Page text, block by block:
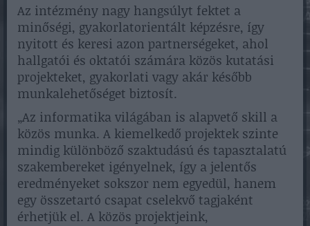
Az intézmény nagy hangsúlyt fektet a
minőségi, gyakorlatorientált képzésre, így
nyitott és keresi azon partnerségeket, ahol
hallgatói és oktatói számára közös kutatási
projekteket, gyakorlati vagy akár később
munkalehetőséget biztosít.
„Az informatika világában is alapvető skill a
közös munka. A kiemelkedő projektek szinte
mindig különböző szaktudású és tapasztalatú
szakembereket igényelnek, így a jelentős
eredményeket sokszor nem egyedül, hanem
egy összetartó csapat cselekvő tagjaként
érhetjük el. A közös projektjeink,